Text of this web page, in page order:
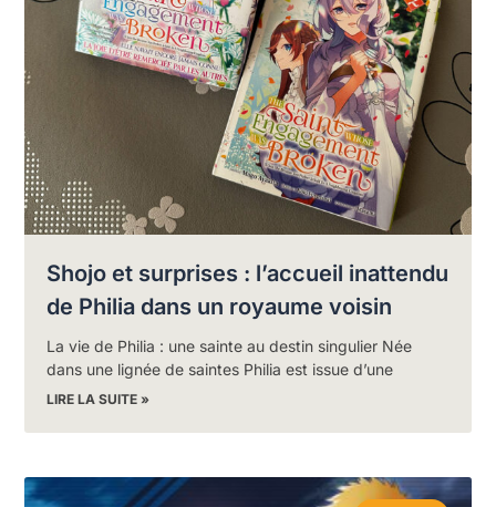
Shojo et surprises : l’accueil inattendu
de Philia dans un royaume voisin
La vie de Philia : une sainte au destin singulier Née
dans une lignée de saintes Philia est issue d’une
LIRE LA SUITE »